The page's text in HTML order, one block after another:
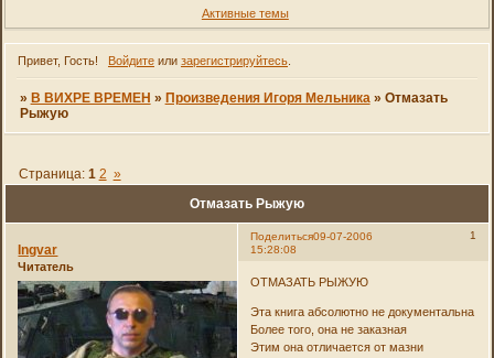
Активные темы
Привет, Гость! Войдитеили зарегистрируйтесь.
» В ВИХРЕ ВРЕМЕН » Произведения Игоря Мельника » Отмазать
Рыжую
Отмазать Рыжую
Страница: 1 2 »
Поделиться 1
09-07-2006
15:28:08
Ingvar
Читатель
ОТМАЗАТЬ РЫЖУЮ
Эта книга абсолютно не документальна
Более того, она не заказная
Этим она отличается от мазни